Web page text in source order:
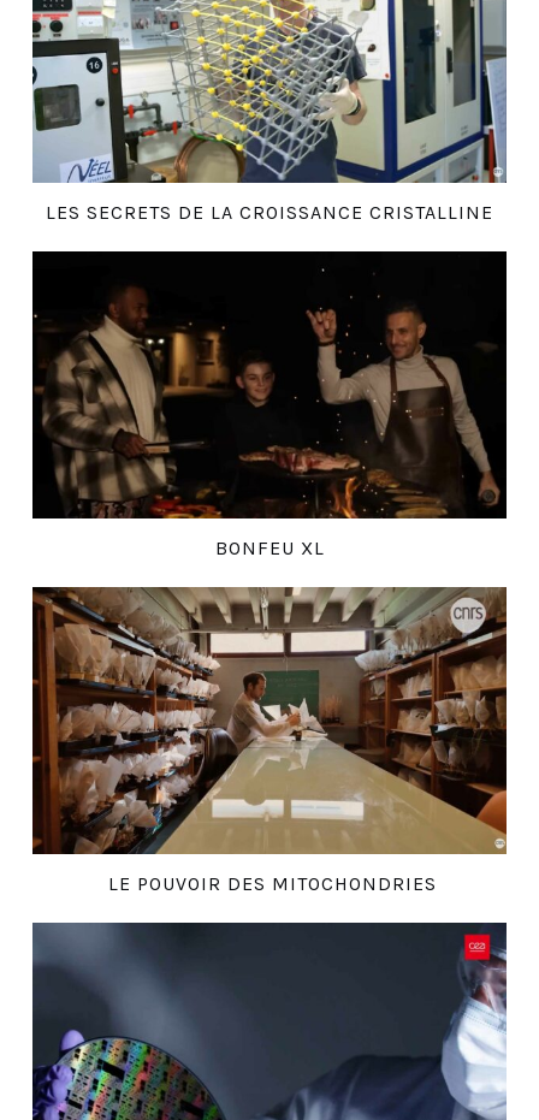
LES SECRETS DE LA CROISSANCE CRISTALLINE
BONFEU XL
LE POUVOIR DES MITOCHONDRIES